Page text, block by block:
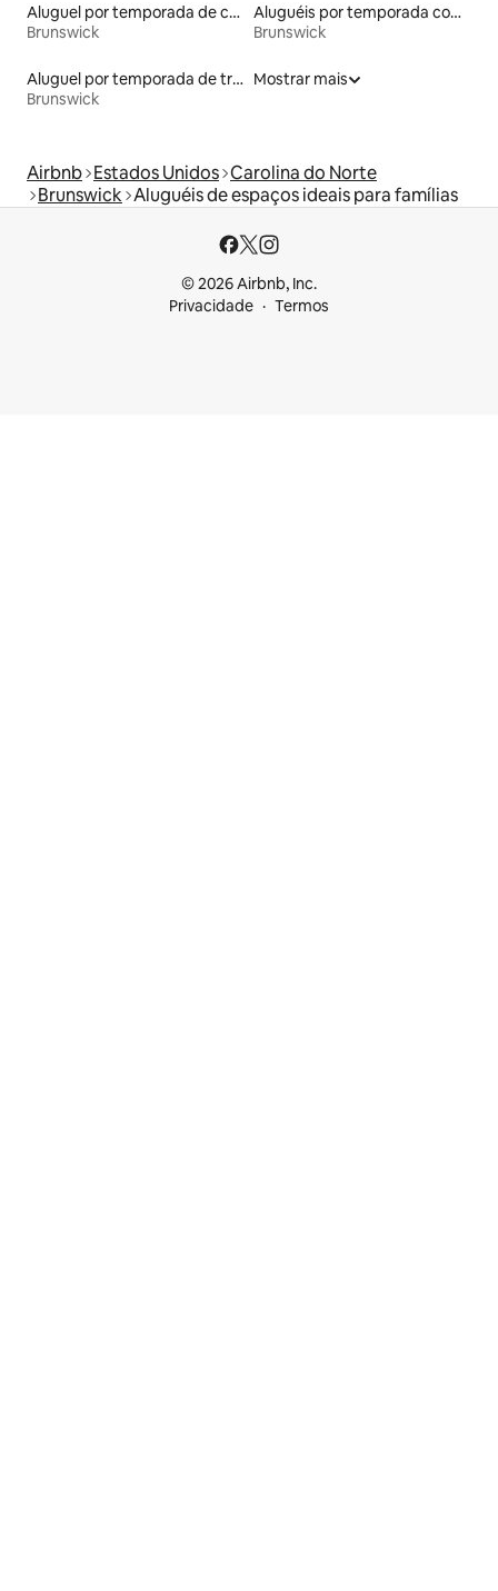
Aluguel por temporada de casas-barco
Brunswick
Aluguéis por temporada com sauna
Brunswick
Aluguel por temporada de trailers
Brunswick
Mostrar mais
Airbnb Estados Unidos Carolina do Norte
Brunswick Aluguéis de espaços ideais para famílias
© 2026 Airbnb, Inc.
Privacidade
Termos